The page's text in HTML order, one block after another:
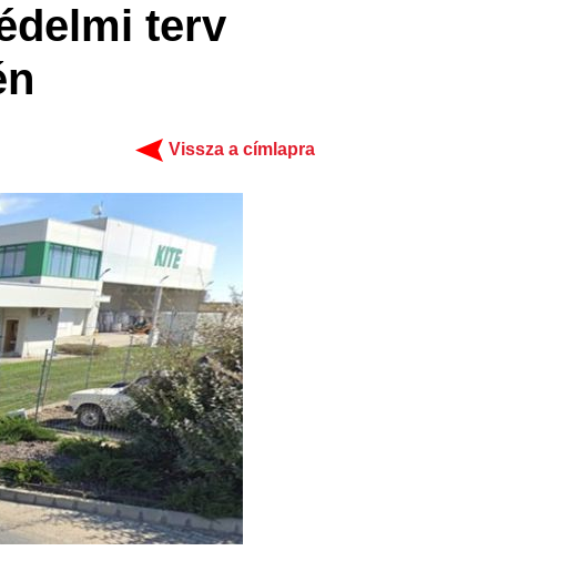
terv
Vissza a címlapra